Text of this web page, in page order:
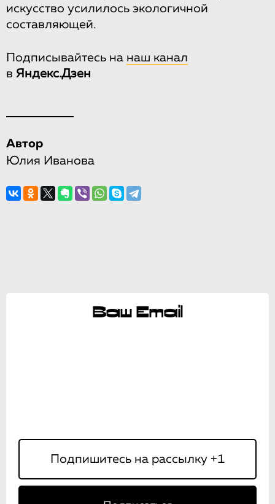
искусство усилилось экологичной
составляющей.
Подписывайтесь на наш канал
в Яндекс.Дзен
Автор
Юлия Иванова
Ваш Email